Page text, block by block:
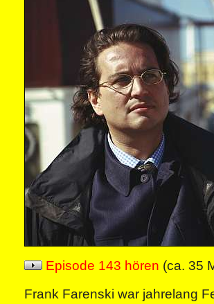
Episode 143 hören (ca. 35
Frank Farenski war jahrelang